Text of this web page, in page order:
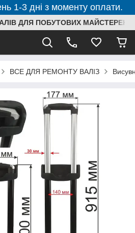
1-3 дні з моменту оплати.
ДЛЯ ПОБУТОВИХ МАЙСТЕРЕНЬ
ВСЕ ДЛЯ РЕМОНТУ ВАЛІЗ